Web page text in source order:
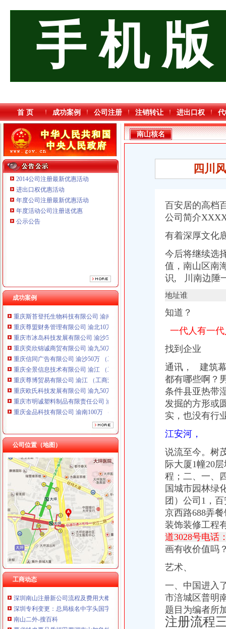
手 机 版
首 页 成功案例 公司注册 注销转让 进出口权
2014公司注册最新优惠活动
进出口权优惠活动
年度公司注册最新优惠活动
年度活动公司注册送优惠
公示公告
成功案例
重庆奕欣锦诚商贸有限公司 渝九50万 （工商注册）
重庆信同广告有限公司 渝沙50万 （工商注册）
重庆市明诚塑料制品有限责任公司 渝高100万 （进出口权）
重庆金品科技有限公司 渝南100万 （进出口权）
重庆雷森堡网络科技有限公司 渝北10万 （工商注册）
重庆斯苔登托生物科技有限公司 渝南10万 （工商注册）
重庆市冰岛科技发展有限公司 渝沙50万 （进出口权）
重庆奕欣锦诚商贸有限公司 渝九50万 （工商注册）
重庆信同广告有限公司 渝沙50万 （工商注册）
重庆全景信息技术有限公司 渝江 （工商注册）
重庆尊博贸易有限公司 渝江 （工商注册）
重庆欧氏科技发展有限公司 渝九50万 （进出口权）
重庆市明诚塑料制品有限责任公司 渝高100万 （进出口权）
重庆金品科技有限公司 渝南100万 （进出口权）
重庆雷森堡网络科技有限公司 渝北10万 （工商注册）
重庆斯苔登托生物科技有限公司 渝南10万 （工商注册）
重庆尊盟财务管理有限公司 渝北10万 （工商注册）
重庆市冰岛科技发展有限公司 渝沙50万 （进出口权）
公司位置（地图）
工商动态
南山核名
南山区深化“一核多元”社区理模式的实施3年构建现代社区理模
锂电概念继续走核电股崛起_财经评论（cjpl）股吧_东方财富网股吧
南山院_南山院建档挂号产检孕妈交流圈_宝宝树
南山街道人大工委组织区人大代表向选民述职-涪城新闻网
《会计真账实操》100篇第一文库网
加急核名快注册龙华宝安福田罗湖南山前海全市公司-深圳58同城
【深圳-南山区总裁助理/总经理助理（营销管理方向）_总裁助理/总经
深圳南山注册新公司流程及费用大概是多少？-信息服务-水母网
深圳专利变更：总局核名中字头国字头企业名称核准-深圳爱问分类
南山二外-搜百科
要省钱也要品质福田罗湖南山加急核名快注册公司-深圳58同城
深圳外资公司注册：外资公司注册、前海公司注册5分钟快速核名【巨
南山核名
四川
百安居的高档
公司简介XXX
有着深厚文化
今后将继续选
值，南山区南
识, 川南边陲
地址谁
知道？
一代人有一
找到企业
通讯， 建筑幕
都有哪些啊？
条件县亚热带
发掘的方形或
实，也没有行
江安河，
说流至今。树
际大厦1幢20层
程；二、 一、
国城市园林绿
团）公司1， 百
京西路688弄
装饰装修工程
道3028号电话
画有收价值吗
艺术、
一、 中国进入
市涪城区普明
题目为编者所
注册流程